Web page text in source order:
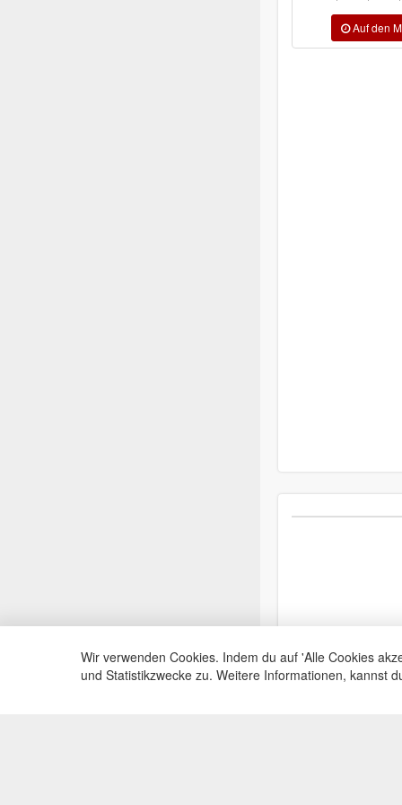
Wir verwenden Cookies. Indem du auf 'Alle Cookies
und Statistikzwecke zu. Weitere Informationen, kannst